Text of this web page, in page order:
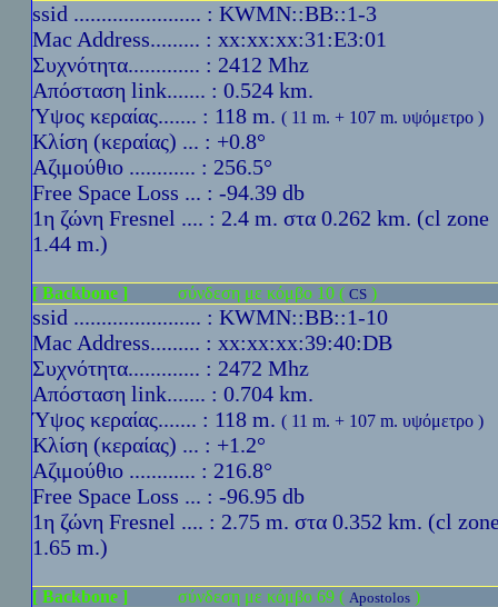
ssid ....................... : KWMN::BB::1-3
Mac Address......... : xx:xx:xx:31:E3:01
Συχνότητα............. : 2412 Mhz
Απόσταση link....... : 0.524 km.
Ύψoς κεραίας....... : 118 m. ( 11 m. + 107 m. υψόμετρο )
Κλίση (κεραίας) ... : +0.8°
Αζιμούθιο ............ : 256.5°
Free Space Loss ... : -94.39 db
1η ζώνη Fresnel .... : 2.4 m. στα 0.262 km. (cl zone
1.44 m.)
[ Backbone ] σύνδεση με κόμβο 10 ( CS )
ssid ....................... : KWMN::BB::1-10
Mac Address......... : xx:xx:xx:39:40:DB
Συχνότητα............. : 2472 Mhz
Απόσταση link....... : 0.704 km.
Ύψoς κεραίας....... : 118 m. ( 11 m. + 107 m. υψόμετρο )
Κλίση (κεραίας) ... : +1.2°
Αζιμούθιο ............ : 216.8°
Free Space Loss ... : -96.95 db
1η ζώνη Fresnel .... : 2.75 m. στα 0.352 km. (cl
1.65 m.)
[ Backbone ] σύνδεση με κόμβο 69 ( Apostolos )